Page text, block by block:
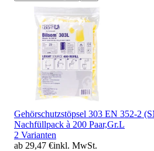
Gehörschutzstöpsel 303 EN 352-2
Nachfüllpack à 200 Paar,Gr.L
2 Varianten
ab 29,47 €inkl. MwSt.